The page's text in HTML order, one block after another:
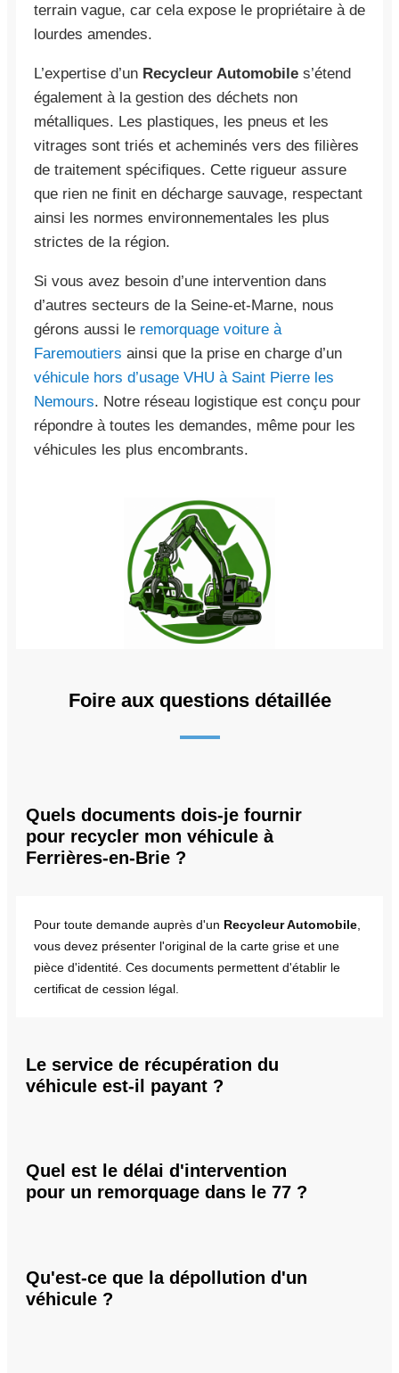
terrain vague, car cela expose le propriétaire à de
lourdes amendes.
L’expertise d’un Recycleur Automobile s’étend
également à la gestion des déchets non
métalliques. Les plastiques, les pneus et les
vitrages sont triés et acheminés vers des filières
de traitement spécifiques. Cette rigueur assure
que rien ne finit en décharge sauvage, respectant
ainsi les normes environnementales les plus
strictes de la région.
Si vous avez besoin d’une intervention dans
d’autres secteurs de la Seine-et-Marne, nous
gérons aussi le remorquage voiture à
Faremoutiers ainsi que la prise en charge d’un
véhicule hors d’usage VHU à Saint Pierre les
Nemours. Notre réseau logistique est conçu pour
répondre à toutes les demandes, même pour les
véhicules les plus encombrants.
Foire aux questions détaillée
Quels documents dois-je fournir
pour recycler mon véhicule à
Ferrières-en-Brie ?
Pour toute demande auprès d'un Recycleur Automobile
vous devez présenter l'original de la carte grise et une
pièce d'identité. Ces documents permettent d'établir le
certificat de cession légal.
Le service de récupération du
véhicule est-il payant ?
Quel est le délai d'intervention
pour un remorquage dans le 77 ?
Qu'est-ce que la dépollution d'un
véhicule ?